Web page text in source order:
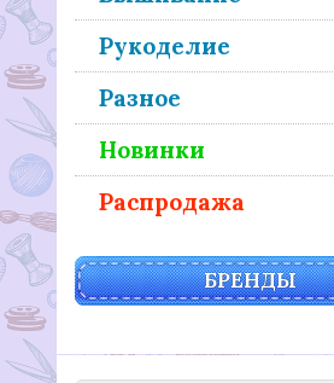
Рукоделие
Разное
Новинки
Распродажа
БРЕНДЫ